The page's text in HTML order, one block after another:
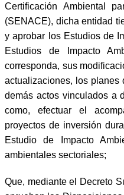
Certificación Ambiental
(SENACE), dicha entidad
y aprobar los Estudios de
Estudios de Impacto
corresponda, sus
actualizaciones, los planes
demás actos vinculados a
como, efectuar el
proyectos de inversión
Estudio de Impacto
ambientales sectoriales;
Que, mediante el Decreto